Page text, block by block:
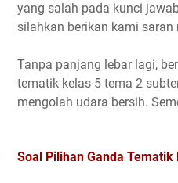
yang salah pada kunci
silahkan berikan kami
Tanpa panjang lebar lagi,
tematik kelas 5 tema 2
mengolah udara bersih.
Soal Pilihan Ganda Tematik